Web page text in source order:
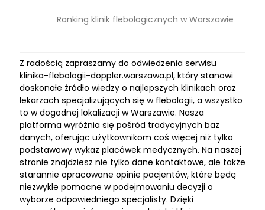
Ranking klinik flebologicznych w Warszawie
Z radością zapraszamy do odwiedzenia serwisu
klinika-flebologii-doppler.warszawa.pl, który stanowi
doskonałe źródło wiedzy o najlepszych klinikach oraz
lekarzach specjalizujących się w flebologii, a wszystko
to w dogodnej lokalizacji w Warszawie. Nasza
platforma wyróżnia się pośród tradycyjnych baz
danych, oferując użytkownikom coś więcej niż tylko
podstawowy wykaz placówek medycznych. Na naszej
stronie znajdziesz nie tylko dane kontaktowe, ale także
starannie opracowane opinie pacjentów, które będą
niezwykle pomocne w podejmowaniu decyzji o
wyborze odpowiedniego specjalisty. Dzięki